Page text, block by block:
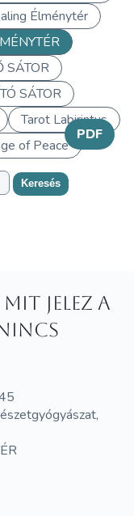
Élménytér
SÁTOR
SÁTOR
Tarot Labirintus
of Peace
Keresés
PDF
jelez a